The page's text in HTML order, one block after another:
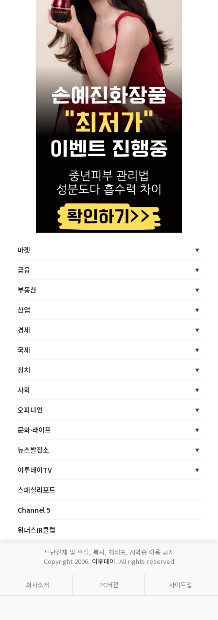
마켓
금융
부동산
산업
경제
국제
정치
사회
오피니언
문화·라이프
뉴스발전소
이투데이TV
스페셜리포트
Channel 5
위너스IR클럽
무단전재 및 수집, 복사, 재배포, AI학습 이용 금지
Copyright 2006. 이투데이. All rights reserved
회사소개 PC버전 사이트맵